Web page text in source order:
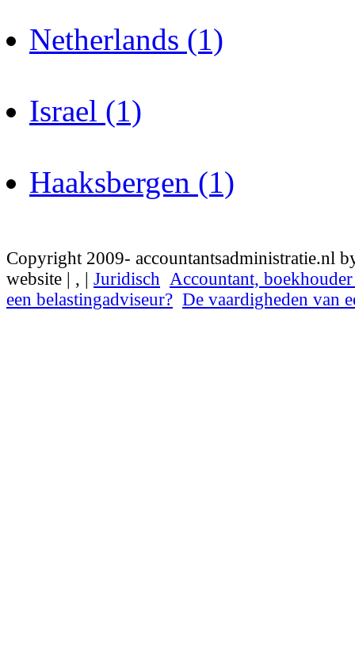
Netherlands (1)
Israel (1)
Haaksbergen (1)
Copyright 2009- accountantsadministratie.nl
website | , | Juridisch
Accountant,
een belastingadviseur? De vaardigheden van